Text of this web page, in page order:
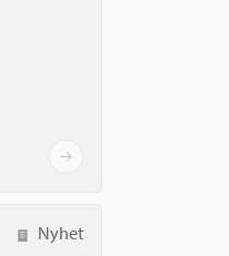
Nyhet